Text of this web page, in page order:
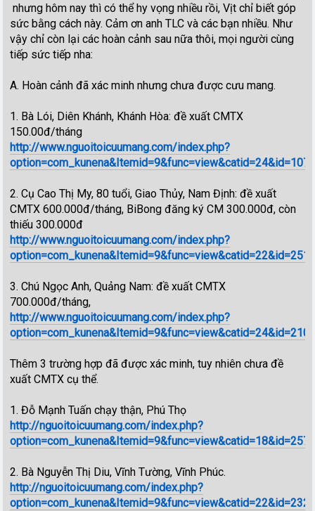
nhưng hôm nay thì có thể hy vọng nhiều rồi, Vịt chỉ biết góp
sức bằng cách này. Cảm ơn anh TLC và các bạn nhiều. Như
vậy chỉ còn lại các hoàn cảnh sau nữa thôi, mọi người cùng
tiếp sức tiếp nha:
A. Hoàn cảnh đã xác minh nhưng chưa được cưu mang.
1. Bà Lói, Diên Khánh, Khánh Hòa: đề xuất CMTX
150.00đ/tháng
http://www.nguoitoicuumang.com/index.php?
2. Cụ Cao Thị My, 80 tuổi, Giao Thủy, Nam Định: đề xuất
CMTX 600.000đ/tháng, BiBong đăng ký CM 300.000đ, còn
thiếu 300.000đ
http://www.nguoitoicuumang.com/index.php?
3. Chú Ngọc Anh, Quảng Nam: đề xuất CMTX
700.000đ/tháng,
http://www.nguoitoicuumang.com/index.php?
Thêm 3 trường hợp đã được xác minh, tuy nhiên chưa đề
xuất CMTX cụ thể.
1. Đỗ Mạnh Tuấn chạy thận, Phú Thọ
http://nguoitoicuumang.com/index.php?
2. Bà Nguyễn Thị Diu, Vĩnh Tường, Vĩnh Phúc.
http://nguoitoicuumang.com/index.php?